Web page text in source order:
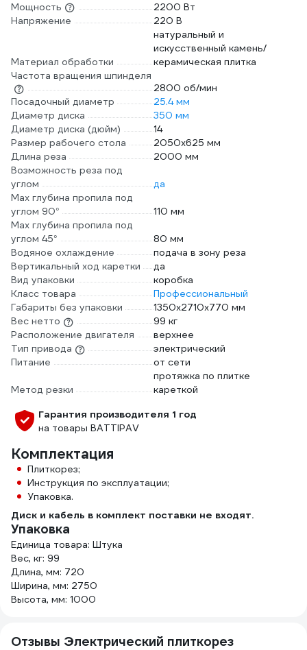
Мощность
2200 Вт
Напряжение
220 В
Материал обработки
натуральный и
искусственный камень/
керамическая плитка
Частота вращения шпинделя
2800 об/мин
Посадочный диаметр
25.4 мм
Диаметр диска
350 мм
Диаметр диска (дюйм)
14
Размер рабочего стола
2050х625 мм
Длина реза
2000 мм
Возможность реза под
углом
да
Max глубина пропила под
углом 90°
110 мм
Max глубина пропила под
углом 45°
80 мм
Водяное охлаждение
подача в зону реза
Вертикальный ход каретки
да
Вид упаковки
коробка
Класс товара
Профессиональный
Габариты без упаковки
1350х2710х770 мм
Вес нетто
99 кг
Расположение двигателя
верхнее
Тип привода
электрический
Питание
от сети
Метод резки
протяжка по плитке
кареткой
Гарантия производителя 1 год
на товары BATTIPAV
Комплектация
Плиткорез;
Инструкция по эксплуатации;
Упаковка.
Диск и кабель в комплект поставки не входят.
Упаковка
Единица товара: Штука
Вес, кг: 99
Длина, мм: 720
Ширина, мм: 2750
Высота, мм: 1000
Отзывы Электрический плиткорез